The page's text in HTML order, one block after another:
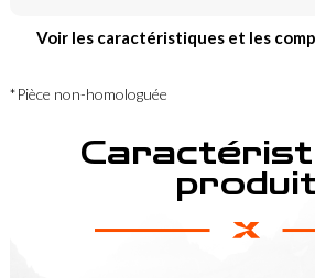
Voir les caractéristiques et les
*Pièce non-homologuée